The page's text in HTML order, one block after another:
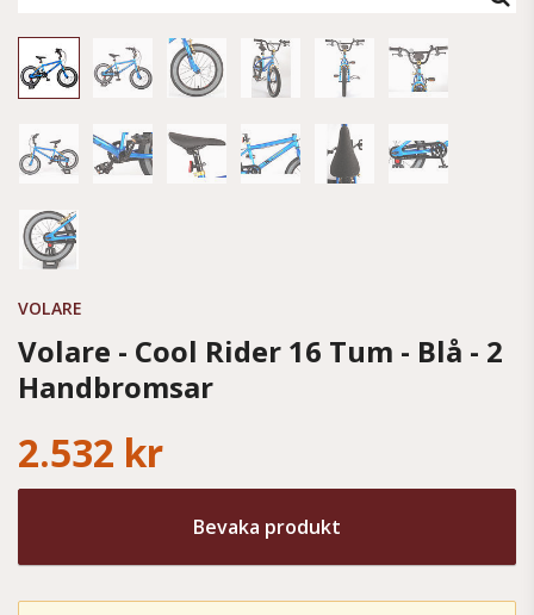
VOLARE
Volare - Cool Rider 16 Tum - Blå - 2
Handbromsar
2.532 kr
Bevaka produkt